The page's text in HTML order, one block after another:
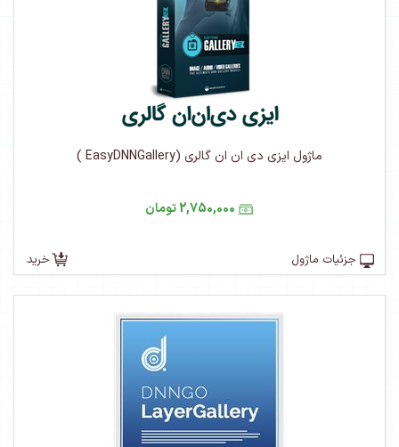
ماژول ایزی دی ان ان گالری (EasyDNNGallery )
جزئیات ماژول خرید